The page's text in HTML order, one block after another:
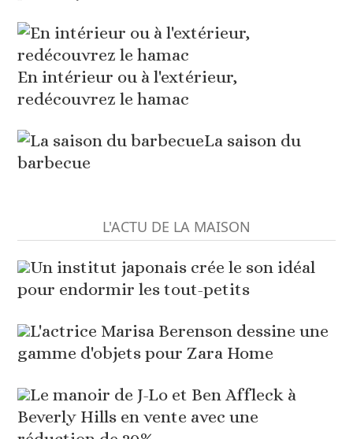
En intérieur ou à l'extérieur,
redécouvrez le hamac
La saison du
barbecue
L'ACTU DE LA MAISON
Un institut japonais crée le son idéal
pour endormir les tout-petits
L'actrice Marisa Berenson dessine une
gamme d'objets pour Zara Home
Le manoir de J-Lo et Ben Affleck à
Beverly Hills en vente avec une